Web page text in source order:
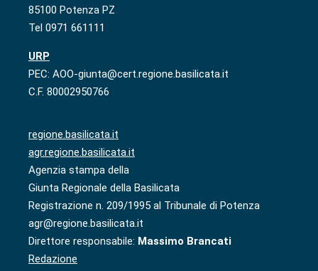
85100 Potenza PZ
Tel 0971 661111
URP
PEC: AOO-giunta@cert.regione.basilicata.it
C.F. 80002950766
regione.basilicata.it
agr.regione.basilicata.it
Agenzia stampa della
Giunta Regionale della Basilicata
Registrazione n. 209/1995 al Tribunale di Potenza
agr@regione.basilicata.it
Direttore responsabile: Massimo Brancati
Redazione